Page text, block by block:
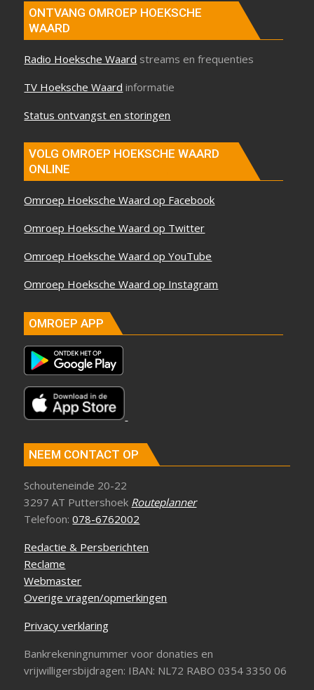
ONTVANG OMROEP HOEKSCHE
WAARD
Radio Hoeksche Waard streams en frequenties
TV Hoeksche Waard informatie
Status ontvangst en storingen
VOLG OMROEP HOEKSCHE WAARD
ONLINE
Omroep Hoeksche Waard op Facebook
Omroep Hoeksche Waard op Twitter
Omroep Hoeksche Waard op YouTube
Omroep Hoeksche Waard op Instagram
OMROEP APP
NEEM CONTACT OP
Schouteneinde 20-22
3297 AT Puttershoek Routeplanner
Telefoon:078-6762002
Redactie & Persberichten
Reclame
Webmaster
Overige vragen/opmerkingen
Privacy verklaring
Bankrekeningnummer voor donaties en
vrijwilligersbijdragen: IBAN: NL72 RABO 0354 3350 06